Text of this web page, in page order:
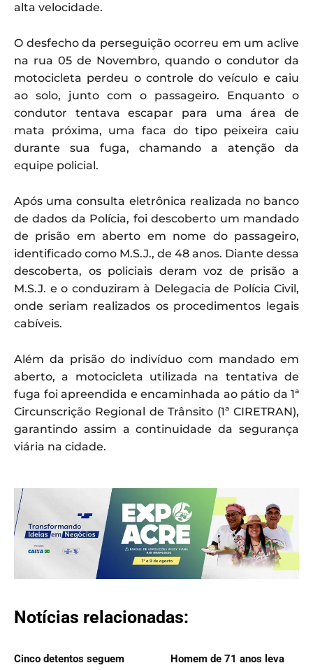
alta velocidade.
O desfecho da perseguição ocorreu em um aclive
na rua 05 de Novembro, quando o condutor da
motocicleta perdeu o controle do veículo e caiu
ao solo, junto com o passageiro. Enquanto o
condutor tentava escapar para uma área de
mata próxima, uma faca do tipo peixeira caiu
durante sua fuga, chamando a atenção da
equipe policial.
Após uma consulta eletrônica realizada no banco
de dados da Polícia, foi descoberto um mandado
de prisão em aberto em nome do passageiro,
identificado como M.S.J., de 48 anos. Diante dessa
descoberta, os policiais deram voz de prisão a
M.S.J. e o conduziram à Delegacia de Polícia Civil,
onde seriam realizados os procedimentos legais
cabíveis.
Além da prisão do indivíduo com mandado em
aberto, a motocicleta utilizada na tentativa de
fuga foi apreendida e encaminhada ao pátio da 1ª
Circunscrição Regional de Trânsito (1ª CIRETRAN),
garantindo assim a continuidade da segurança
viária na cidade.
Notícias relacionadas:
Cinco detentos seguem Homem de 71 anos leva